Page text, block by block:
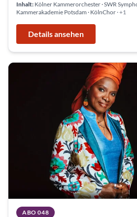
Inhalt: Kölner Kammerorchester · SWR
Kammerakademie Potsdam · KölnChor · +1
Details ansehen
ABO 048